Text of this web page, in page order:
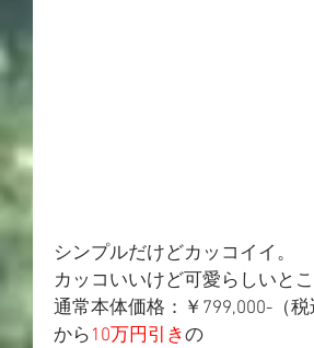
シンプルだけどカッコイイ。
カッコいいけど可愛らしいと
通常本体価格：￥799,000-（税
から 10万円引きの